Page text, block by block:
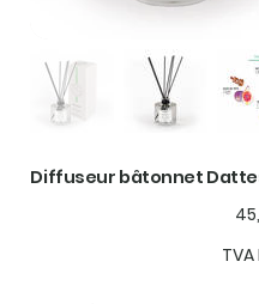
Diffuseur bâtonnet
Prix